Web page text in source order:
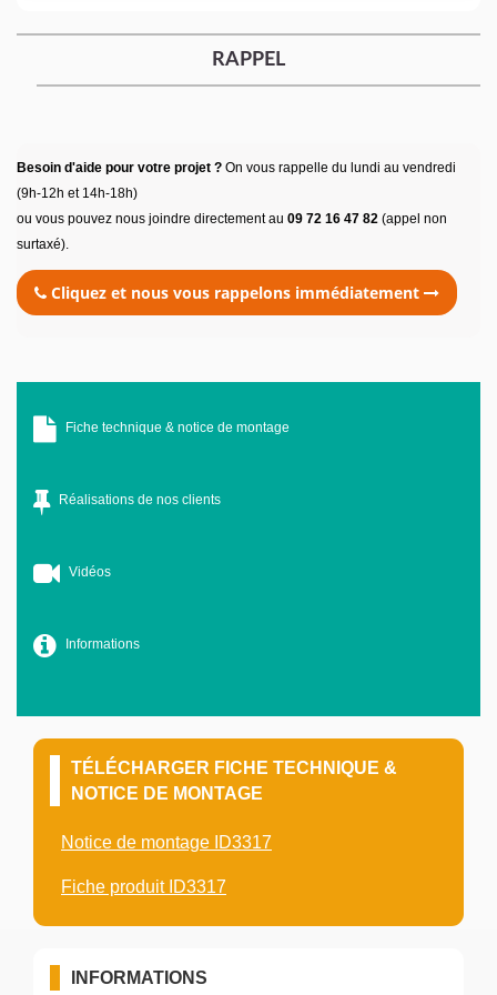
RAPPEL
Besoin d'aide pour votre projet ? On vous rappelle du lundi au vendredi
(9h-12h et 14h-18h)
ou vous pouvez nous joindre directement au 09 72 16 47 82 (appel non
surtaxé).
Cliquez et nous vous rappelons immédiatement
Fiche technique & notice de montage
Réalisations de nos clients
Vidéos
Informations
TÉLÉCHARGER FICHE TECHNIQUE &
NOTICE DE MONTAGE
Notice de montage ID3317
Fiche produit ID3317
INFORMATIONS